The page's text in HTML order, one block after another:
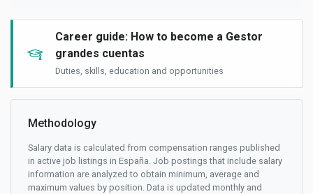
Career guide: How to become a Gestor
grandes cuentas
Duties, skills, education and opportunities
Methodology
Salary data is calculated from compensation ranges published
in active job listings in España. Job postings that include salary
information are analyzed to obtain minimum, average and
maximum values by position. Data is updated monthly and